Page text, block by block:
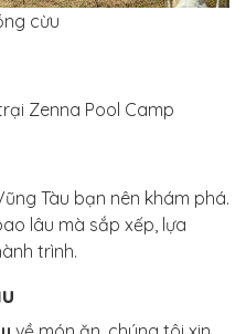
cừu
Zenna Pool Camp
Tàu bạn nên khám phá.
lâu mà sắp xếp, lựa
trình.